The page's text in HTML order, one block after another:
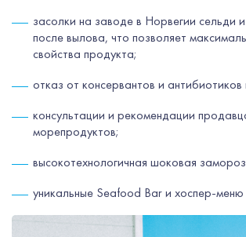
засолки на заводе в Норвегии сельди
после вылова, что позволяет
свойства продукта;
отказ от консервантов и антибиотиков
консультации и рекомендации
морепродуктов;
высокотехнологичная шоковая
уникальные Seafood Bar и хоспер-меню